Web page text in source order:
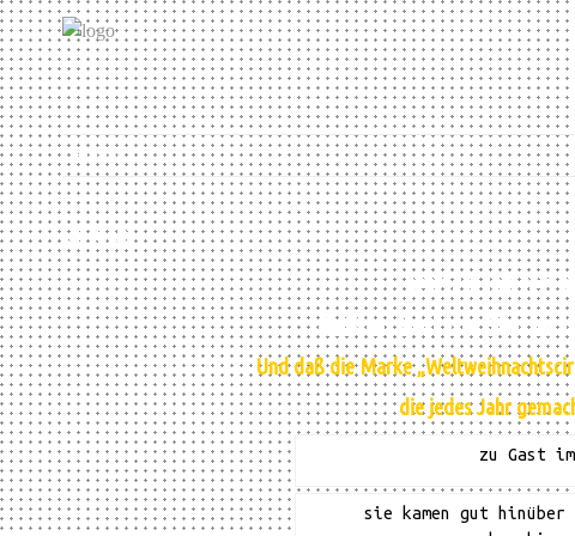
Bühne
CIRCUS
seit 20 Jahren
daß im Zelt die Sterne
Und daß die Marke
die jedes Jahr
zu Gast
sie kamen gut